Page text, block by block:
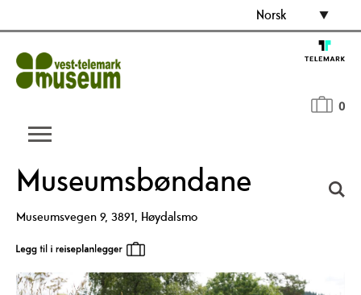
Norsk
0
Museumsbøndane
Museumsvegen 9, 3891, Høydalsmo